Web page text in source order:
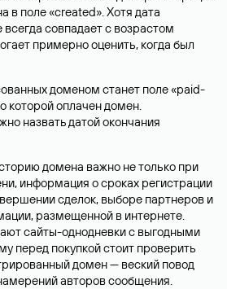
в поле «created». Хотя дата
совпадает с возрастом
примерно оценить, когда был
доменом станет поле «paid-
которой оплачен домен.
назвать датой окончания
домена важно не только при
информация о сроках регистрации
сделок, выборе партнеров и
размещенной в интернете.
сайты-однодневки с выгодными
перед покупкой стоит проверить
домен — веский повод
авторов сообщения.